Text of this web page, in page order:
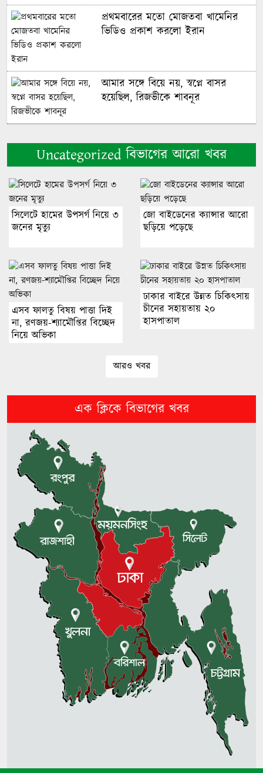
প্রথমবারের মতো মোজতবা খামেনির
ভিডিও প্রকাশ করলো ইরান
আমার সঙ্গে বিয়ে নয়, স্বপ্নে বাসর
হয়েছিল, রিজভীকে শাবনূর
সর্বোচ্চ চেষ্টা চালিয়ে যাচ্ছে: প্রধানমন্ত্রী
জ্বালানি খাত বেসরকারিকরণের নামে
‘লুটপাটের লাইসেন্স’ দেওয়া হচ্ছে:
নাফ নদী থেকে ট্রলারসহ ৩ জেলেকে
ধরে নিয়ে গেছে আরাকান আর্মি
সাতক্ষীরায় বজ্রপাতে ব্যবসায়ী নিহত
চলছে: ফুয়াদ
সিলেটে দুর্ঘটনা: তদন্তে ৫ সদস্যের
কমিটি
দেশ ও মানুষের কল্যাণে কাজ করুন:
ইউএনওদের প্রধানমন্ত্রী
শেখ হাসিনার পতনের পর সরকারবিহীন
তিন দিন কী ঘটেছিল
Uncategorized বিভাগের আরো খবর
সিলেটে হামের উপসর্গ নিয়ে ৩
জনের মৃত্যু
জো বাইডেনের ক্যান্সার আরো
ছড়িয়ে পড়েছে
এসব ফালতু বিষয় পাত্তা দিই
না, রণজয়-শ্যামৌপ্তির বিচ্ছেদ
নিয়ে অভিকা
ঢাকার বাইরে উন্নত চিকিৎসায়
চীনের সহায়তায় ২০
হাসপাতাল
আরও খবর
এক ক্লিকে বিভাগের খবর